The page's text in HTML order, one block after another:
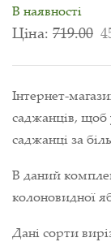
В наявності
Ціна: 719.00
Інтернет-
саджанців, щоб
саджанці за
В даний
колоновидної
Дані сорти